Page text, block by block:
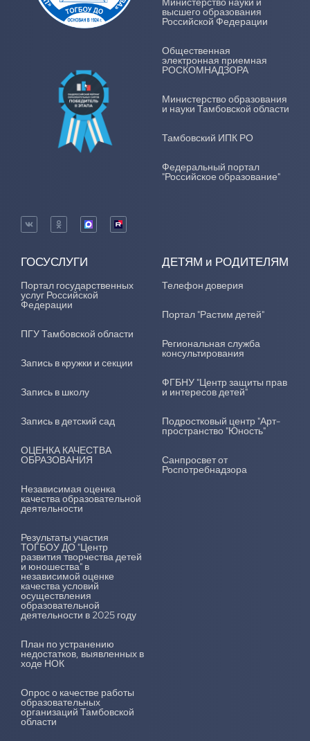
высшего образования
Российской Федерации
Общественная
электронная приемная
РОСКОМНАДЗОРА
Министерство образования
и науки Тамбовской области
Тамбовский ИПК РО
Федеральный портал
"Российское образование"
ГОСУСЛУГИ
Портал государственных
услуг Российской
Федерации
ПГУ Тамбовской области
Запись в кружки и секции
Запись в школу
Запись в детский сад
ОЦЕНКА КАЧЕСТВА
ОБРАЗОВАНИЯ
Независимая оценка
качества образовательной
деятельности
Результаты участия
ТОГБОУ ДО "Центр
развития творчества детей
и юношества" в
независимой оценке
качества условий
осуществления
образовательной
деятельности в 2025 году
План по устранению
недостатков, выявленных в
ходе НОК
Опрос о качестве работы
образовательных
организаций Тамбовской
области
ДЕТЯМ и РОДИТЕЛЯМ
Телефон доверия
Портал "Растим детей"
Региональная служба
консультирования
ФГБНУ "Центр защиты прав
и интересов детей"
Подростковый центр "Арт-
пространство "Юность"
Санпросвет от
Роспотребнадзора